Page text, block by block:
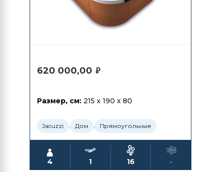
620 000,00 ₽
Размер, см: 215 x 190 x 80
Jacuzzi , Дом , Прямоугольные
4 1 16 -